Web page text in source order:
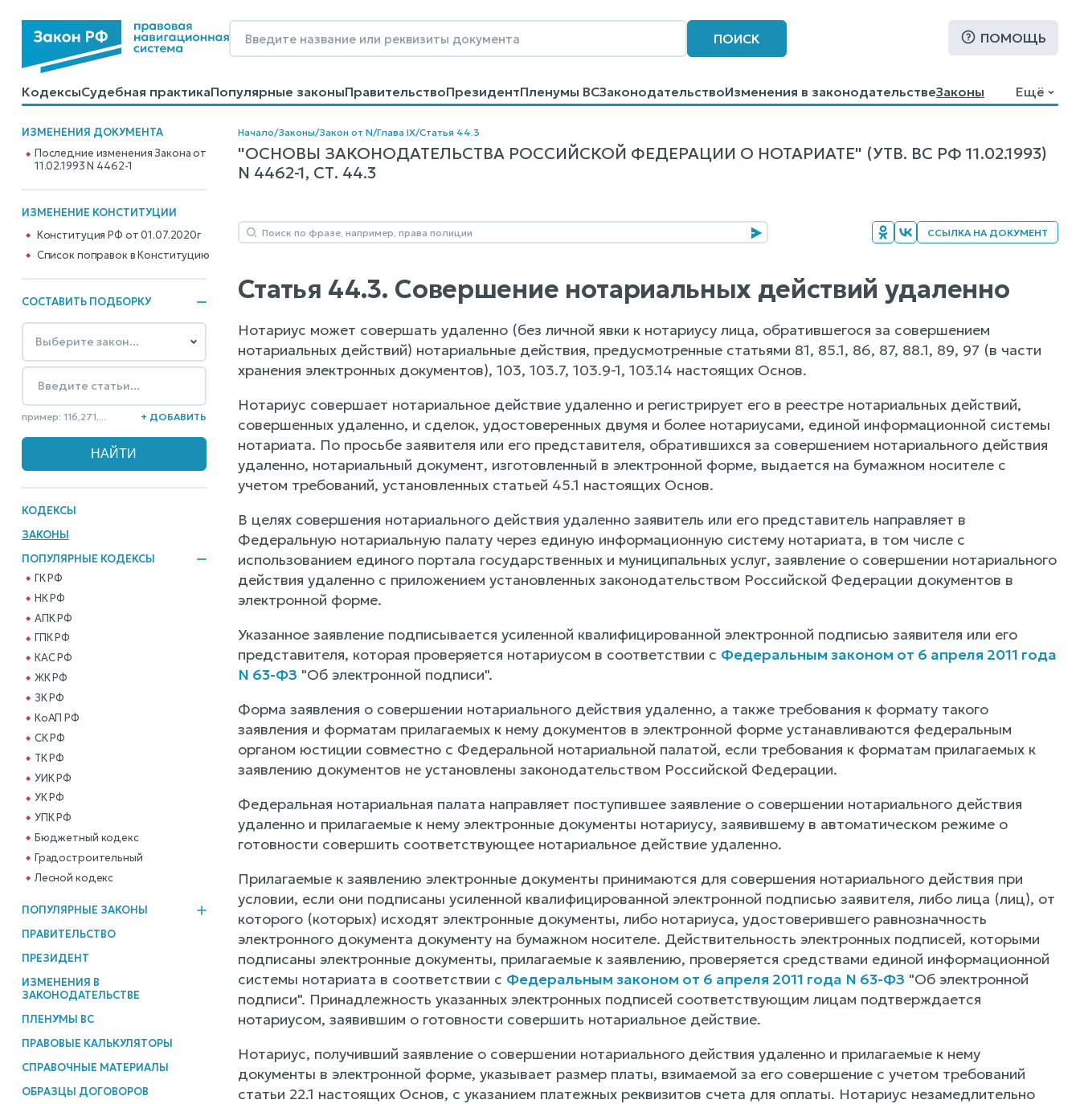
ПОИСК ПОМОЩЬ
КодексыСудебная практикаПопулярные законыПравительствоПрезидентПленумы ВСЗаконодательствоИзменения в законодательствеЗаконы
КалькуляторыСправочные материалыОбразцы договоровКонтактыПомощьПоиск
Ещё
ИЗМЕНЕНИЯ ДОКУМЕНТА
Последние изменения Закона от
11.02.1993 N 4462-1
ИЗМЕНЕНИЕ КОНСТИТУЦИИ
Конституция РФ от 01.07.2020г
Cписок поправок в Конституцию
СОСТАВИТЬ ПОДБОРКУ
пример: 116,271,... + ДОБАВИТЬ
КОДЕКСЫ
ЗАКОНЫ
ПОПУЛЯРНЫЕ КОДЕКСЫ
ГК РФ
НК РФ
АПК РФ
ГПК РФ
КАС РФ
ЖК РФ
ЗК РФ
КоАП РФ
СК РФ
ТК РФ
УИК РФ
УК РФ
УПК РФ
Бюджетный кодекс
Градостроительный
Лесной кодекс
ПОПУЛЯРНЫЕ ЗАКОНЫ
ПРАВИТЕЛЬСТВО
ПРЕЗИДЕНТ
ИЗМЕНЕНИЯ В
ЗАКОНОДАТЕЛЬСТВЕ
ПЛЕНУМЫ ВС
ПРАВОВЫЕ КАЛЬКУЛЯТОРЫ
СПРАВОЧНЫЕ МАТЕРИАЛЫ
ОБРАЗЦЫ ДОГОВОРОВ
Начало/Законы/Закон от N/Глава IX/Статья 44.3
"ОСНОВЫ ЗАКОНОДАТЕЛЬСТВА РОССИЙСКОЙ ФЕДЕРАЦИИ О НОТАРИАТЕ" (УТВ. ВС РФ 11.02.1993)
N 4462-1, СТ. 44.3
ССЫЛКА НА ДОКУМЕНТ
Статья 44.3. Совершение нотариальных действий удаленно
Нотариус может совершать удаленно (без личной явки к нотариусу лица, обратившегося за совершением
нотариальных действий) нотариальные действия, предусмотренные статьями 81, 85.1, 86, 87, 88.1, 89, 97 (в части
хранения электронных документов), 103, 103.7, 103.9-1, 103.14 настоящих Основ.
Нотариус совершает нотариальное действие удаленно и регистрирует его в реестре нотариальных действий,
совершенных удаленно, и сделок, удостоверенных двумя и более нотариусами, единой информационной системы
нотариата. По просьбе заявителя или его представителя, обратившихся за совершением нотариального действия
удаленно, нотариальный документ, изготовленный в электронной форме, выдается на бумажном носителе с
учетом требований, установленных статьей 45.1 настоящих Основ.
В целях совершения нотариального действия удаленно заявитель или его представитель направляет в
Федеральную нотариальную палату через единую информационную систему нотариата, в том числе с
использованием единого портала государственных и муниципальных услуг, заявление о совершении нотариального
действия удаленно с приложением установленных законодательством Российской Федерации документов в
электронной форме.
Указанное заявление подписывается усиленной квалифицированной электронной подписью заявителя или его
представителя, которая проверяется нотариусом в соответствии с Федеральным законом от 6 апреля 2011 года
N 63-ФЗ "Об электронной подписи".
Форма заявления о совершении нотариального действия удаленно, а также требования к формату такого
заявления и форматам прилагаемых к нему документов в электронной форме устанавливаются федеральным
органом юстиции совместно с Федеральной нотариальной палатой, если требования к форматам прилагаемых к
заявлению документов не установлены законодательством Российской Федерации.
Федеральная нотариальная палата направляет поступившее заявление о совершении нотариального действия
удаленно и прилагаемые к нему электронные документы нотариусу, заявившему в автоматическом режиме о
готовности совершить соответствующее нотариальное действие удаленно.
Прилагаемые к заявлению электронные документы принимаются для совершения нотариального действия при
условии, если они подписаны усиленной квалифицированной электронной подписью заявителя, либо лица (лиц), от
которого (которых) исходят электронные документы, либо нотариуса, удостоверившего равнозначность
электронного документа документу на бумажном носителе. Действительность электронных подписей, которыми
подписаны электронные документы, прилагаемые к заявлению, проверяется средствами единой информационной
системы нотариата в соответствии с Федеральным законом от 6 апреля 2011 года N 63-ФЗ "Об электронной
подписи". Принадлежность указанных электронных подписей соответствующим лицам подтверждается
нотариусом, заявившим о готовности совершить нотариальное действие.
Нотариус, получивший заявление о совершении нотариального действия удаленно и прилагаемые к нему
документы в электронной форме, указывает размер платы, взимаемой за его совершение с учетом требований
статьи 22.1 настоящих Основ, с указанием платежных реквизитов счета для оплаты. Нотариус незамедлительно